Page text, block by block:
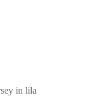
in lila